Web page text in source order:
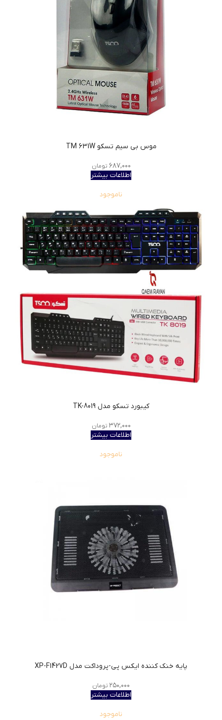
موس بی سیم تسکو TM 631W
۶۸۷,۰۰۰ تومان
اطلاعات بیشتر
ناموجود
کیبورد تسکو مدل TK-8019
۳۷۲,۰۰۰ تومان
اطلاعات بیشتر
ناموجود
پایه خنک کننده ایکس پی-پروداکت مدل XP-F1427D
۲۵۰,۰۰۰ تومان
اطلاعات بیشتر
ناموجود